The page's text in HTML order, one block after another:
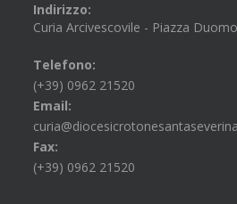
Indirizzo:
Curia Arcivescovile - Piazza
Telefono:
(+39) 0962 21520
Email:
Fax:
(+39) 0962 21520